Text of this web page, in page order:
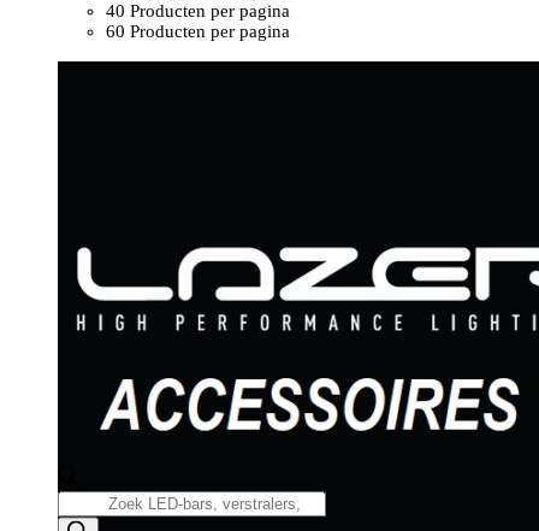
Producten
zoeken
40 Producten per pagina
60 Producten per pagina